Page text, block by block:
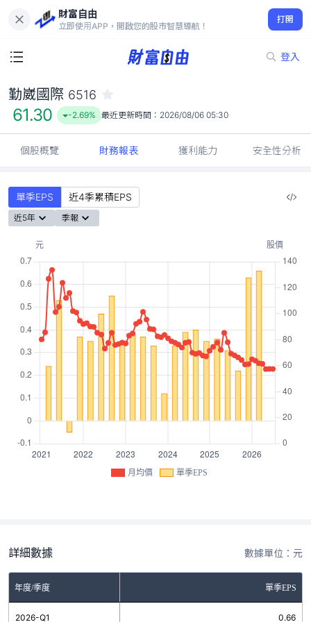
財富自由
立即使用APP，開啟您的股市智慧導航！
打開
登入
61.30
-2.69%
勤崴國際 6516
61.30 -2.69% 最近更新時間： 2026/08/06 05:30
個股概覽 財務報表 獲利能力 安全性分析
單季EPS 近4季累積EPS
近5年 季報
月均價 單季EPS
詳細數據 數據單位：元
年度/季度 單季EPS
2026-Q1 0.66